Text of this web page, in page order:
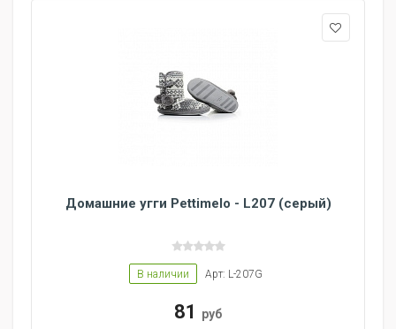
Домашние угги Pettimelo - L207 (серый)
В наличии Арт: L-207G
81 руб